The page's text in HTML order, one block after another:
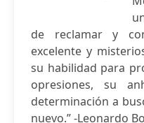
de reclamar y
excelente y
su habilidad para
opresiones, su
determinación a
nuevo.” -Leonardo